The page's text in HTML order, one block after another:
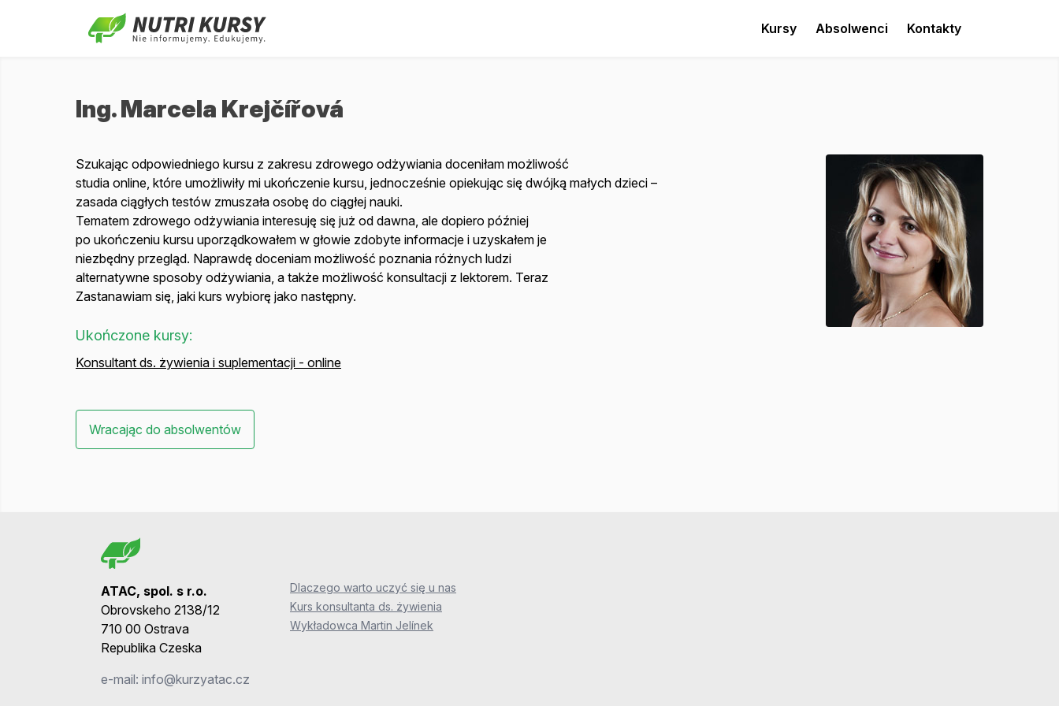
Kursy Absolwenci Kontakty
Ing. Marcela Krejčířová
Szukając odpowiedniego kursu z zakresu zdrowego odżywiania doceniłam możliwość
studia online, które umożliwiły mi ukończenie kursu, jednocześnie opiekując się dwójką małych dzieci –
zasada ciągłych testów zmuszała osobę do ciągłej nauki.
Tematem zdrowego odżywiania interesuję się już od dawna, ale dopiero później
po ukończeniu kursu uporządkowałem w głowie zdobyte informacje i uzyskałem je
niezbędny przegląd. Naprawdę doceniam możliwość poznania różnych ludzi
alternatywne sposoby odżywiania, a także możliwość konsultacji z lektorem. Teraz
Zastanawiam się, jaki kurs wybiorę jako następny.
Ukończone kursy:
Konsultant ds. żywienia i suplementacji - online
Wracając do absolwentów
ATAC, spol. s r.o.
Obrovskeho 2138/12
710 00 Ostrava
Republika Czeska
e-mail: info@kurzyatac.cz
Dlaczego warto uczyć się u nas
Kurs konsultanta ds. żywienia
Wykładowca Martin Jelínek